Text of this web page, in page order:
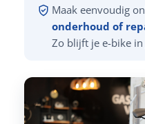
Maak eenvoudig
onderhoud of
Zo blijft je e-bike